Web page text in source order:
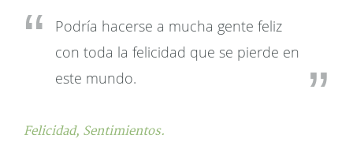
Podría hacerse a mucha gente feliz
con toda la felicidad que se pierde en
este mundo.
Felicidad, Sentimientos.